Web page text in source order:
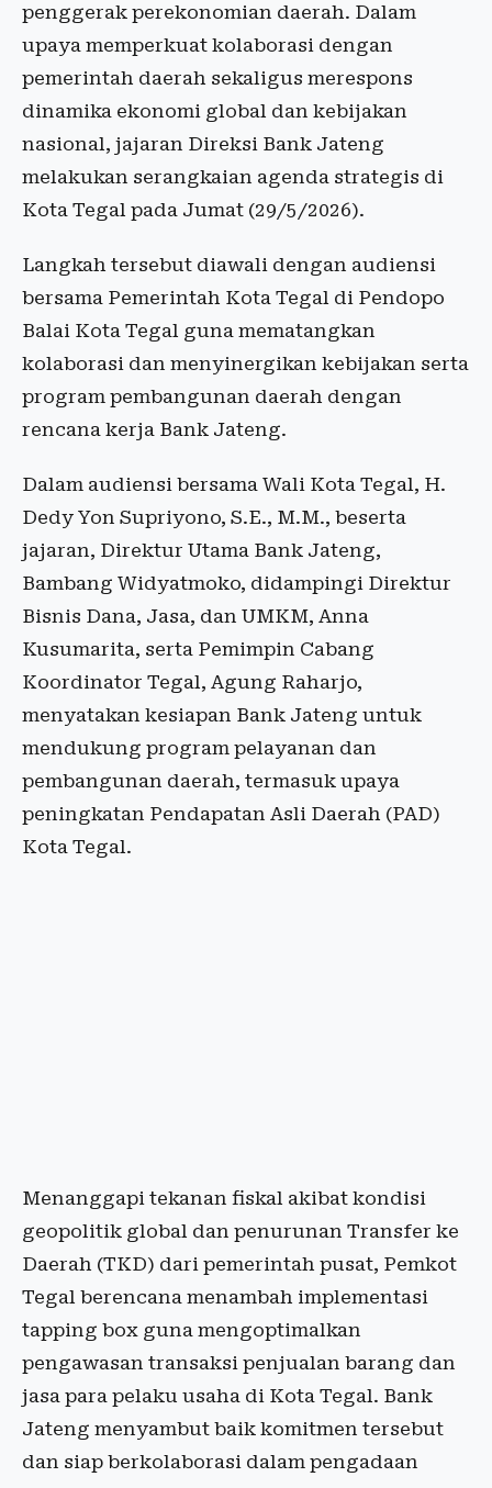
penggerak perekonomian daerah. Dalam
upaya memperkuat kolaborasi dengan
pemerintah daerah sekaligus merespons
dinamika ekonomi global dan kebijakan
nasional, jajaran Direksi Bank Jateng
melakukan serangkaian agenda strategis di
Kota Tegal pada Jumat (29/5/2026).
Langkah tersebut diawali dengan audiensi
bersama Pemerintah Kota Tegal di Pendopo
Balai Kota Tegal guna mematangkan
kolaborasi dan menyinergikan kebijakan serta
program pembangunan daerah dengan
rencana kerja Bank Jateng.
Dalam audiensi bersama Wali Kota Tegal, H.
Dedy Yon Supriyono, S.E., M.M., beserta
jajaran, Direktur Utama Bank Jateng,
Bambang Widyatmoko, didampingi Direktur
Bisnis Dana, Jasa, dan UMKM, Anna
Kusumarita, serta Pemimpin Cabang
Koordinator Tegal, Agung Raharjo,
menyatakan kesiapan Bank Jateng untuk
mendukung program pelayanan dan
pembangunan daerah, termasuk upaya
peningkatan Pendapatan Asli Daerah (PAD)
Kota Tegal.
Menanggapi tekanan fiskal akibat kondisi
geopolitik global dan penurunan Transfer ke
Daerah (TKD) dari pemerintah pusat, Pemkot
Tegal berencana menambah implementasi
tapping box guna mengoptimalkan
pengawasan transaksi penjualan barang dan
jasa para pelaku usaha di Kota Tegal. Bank
Jateng menyambut baik komitmen tersebut
dan siap berkolaborasi dalam pengadaan